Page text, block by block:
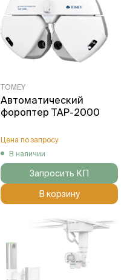
TOMEY
Автоматический
фороптер TAP-2000
Цена по запросу
В наличии
Запросить КП
В корзину